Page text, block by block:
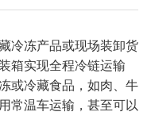
冷冻产品或现场装卸货
箱实现全程冷链运输
或冷藏食品，如肉、牛
常温车运输，甚至可以